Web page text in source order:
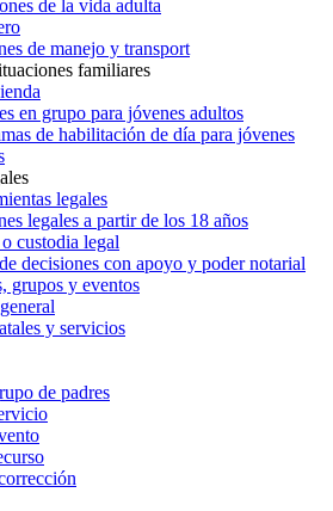
de la vida adulta
de manejo y transport
familiares
en grupo para jóvenes adultos
de habilitación de día para jóvenes
legales
legales a partir de los 18 años
custodia legal
decisiones con apoyo y poder notarial
grupos y eventos
y servicios
de padres